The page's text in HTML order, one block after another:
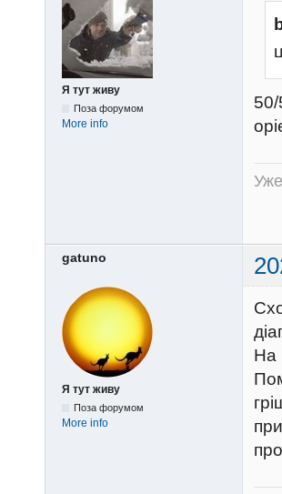
Я тут живу
Поза форумом
More info
50/
gatuno
Я тут живу
Поза форумом
More info
На